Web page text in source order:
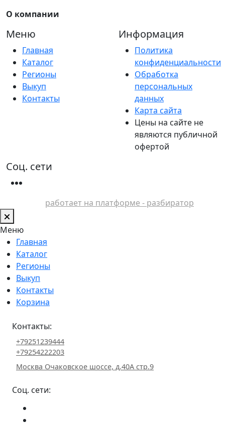
О компании
Меню
Главная
Каталог
Регионы
Выкуп
Контакты
Информация
Политика
конфиденциальности
Обработка
персональных
данных
Карта сайта
Цены на сайте не
являются публичной
офертой
Соц. сети
работает на платформе - разбиратор
Меню
Главная
Каталог
Регионы
Выкуп
Контакты
Корзина
Контакты:
+79251239444
+79254222203
Москва Очаковское шоссе, д.40А стр.9
Соц. сети: